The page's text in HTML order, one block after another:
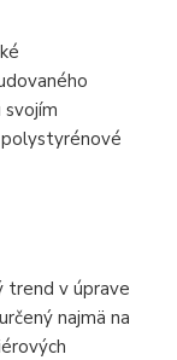
trend v úprave
najmä na